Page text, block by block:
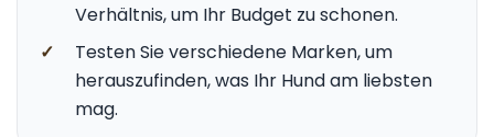
Verhältnis, um Ihr Budget zu schonen.
✓
Testen Sie verschiedene Marken, um
herauszufinden, was Ihr Hund am liebsten
mag.